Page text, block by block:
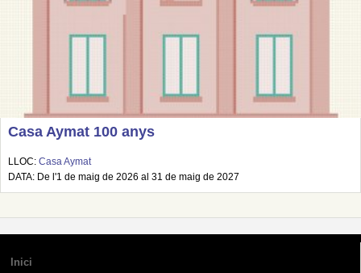
Casa Aymat 100 anys
LLOC: Casa Aymat
DATA: De l'1 de maig de 2026 al 31 de maig de 2027
Inici